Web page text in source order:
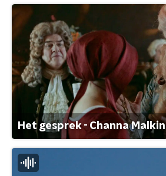
Het gesprek - Channa Malkin